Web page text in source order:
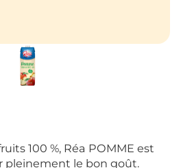
100 %, Réa POMME est
pleinement le bon goût.